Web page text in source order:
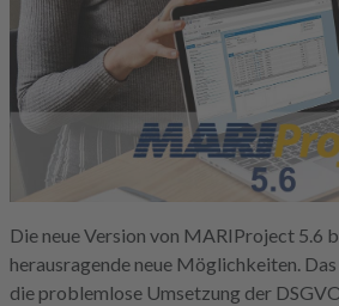
Die neue Version von MARIProject 5.6
herausragende neue Möglichkeiten.
die problemlose Umsetzung der